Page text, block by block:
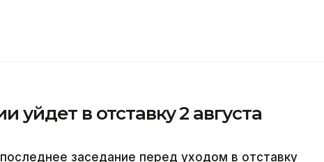
уйдет в отставку 2 августа
заседание перед уходом в отставку